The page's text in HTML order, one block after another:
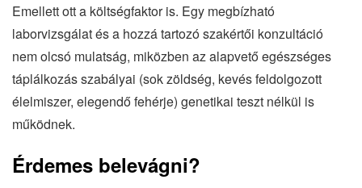
Emellett ott a költségfaktor is. Egy megbízható
laborvizsgálat és a hozzá tartozó szakértői konzultáció
nem olcsó mulatság, miközben az alapvető egészséges
táplálkozás szabályai (sok zöldség, kevés feldolgozott
élelmiszer, elegendő fehérje) genetikai teszt nélkül is
működnek.
Érdemes belevágni?